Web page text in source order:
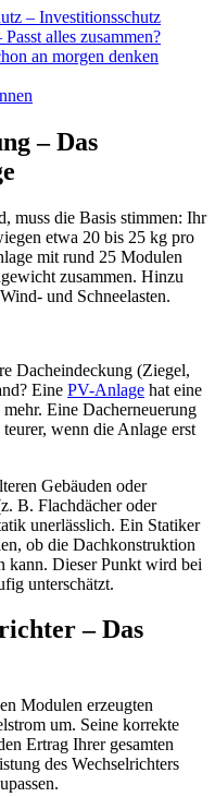
– Investitionsschutz
alles zusammen?
an morgen denken
– Das
muss die Basis stimmen: Ihr
etwa 20 bis 25 kg pro
mit rund 25 Modulen
zusammen. Hinzu
und Schneelasten.
Dacheindeckung (Ziegel,
Eine PV-Anlage hat eine
Eine Dacherneuerung
wenn die Anlage erst
Gebäuden oder
B. Flachdächer oder
unerlässlich. Ein Statiker
ob die Dachkonstruktion
kann. Dieser Punkt wird bei
unterschätzt.
– Das
Modulen erzeugten
um. Seine korrekte
Ertrag Ihrer gesamten
des Wechselrichters